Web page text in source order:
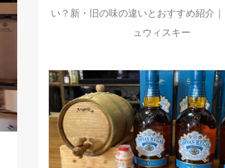
い？新・旧の味の違いとおすすめ紹介
ュウィスキー